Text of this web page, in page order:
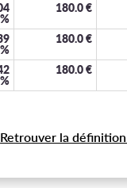
%
180.0€
%
180.0€
%
180.0€
Retrouver la